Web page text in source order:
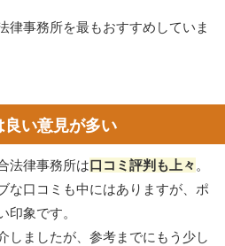
律事務所を最もおすすめしていま
い意見が多い
法律事務所は口コミ評判も上々 。
な口コミも中にはありますが、ポ
印象です。
しましたが、参考までにもう少し